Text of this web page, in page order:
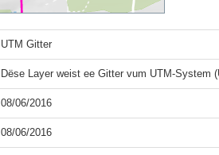
UTM Gitter
Dëse Layer weist ee Gitter vum UTM-System
08/06/2016
08/06/2016